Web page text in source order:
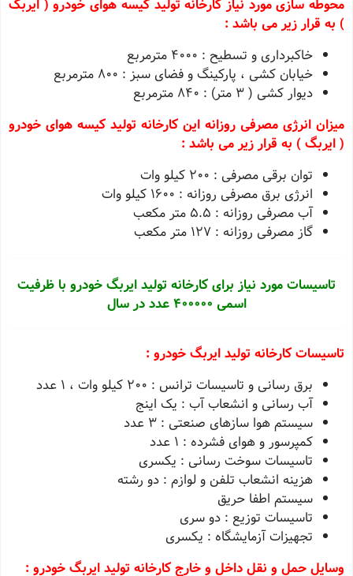
محوطه سازی مورد نیاز کارخانه تولید کیسه هوای خودرو ( ایربگ
) به قرار زیر می باشد :
خاکبرداری و تسطیح : 4000 مترمربع
خیابان کشی ، پارکینگ و فضای سبز : 800 مترمربع
دیوار کشی (3 متر) : 840 مترمربع
میزان انرژی مصرفی روزانه این کارخانه تولید کیسه هوای خودرو
( ایربگ ) به قرار زیر می باشد :
توان برقی مصرفی : 200 کیلو وات
انرژی برق مصرفی روزانه : 1600 کیلو وات
آب مصرفی روزانه : 5.5 متر مکعب
گاز مصرفی روزانه : 127 متر مکعب
تاسیسات مورد نیاز برای کارخانه تولید ایربگ خودرو با ظرفیت
اسمی 400000 عدد در سال
تاسیسات کارخانه تولید ایربگ خودرو :
برق رسانی و تاسیسات ترانس : 200 کیلو وات ، 1 عدد
آب رسانی و انشعاب آب : یک اینج
سیستم هوا سازهای صنعتی : 3 عدد
کمپرسور و هوای فشرده : 1 عدد
تاسیسات سوخت رسانی : یکسری
هزینه انشعاب تلفن و لوازم : دو رشته
سیستم اطفا حریق
تاسیسات توزیع : دو سری
تجهیزات آزمایشگاه : یکسری
وسایل حمل و نقل داخل و خارج کارخانه تولید ایربگ خودرو :